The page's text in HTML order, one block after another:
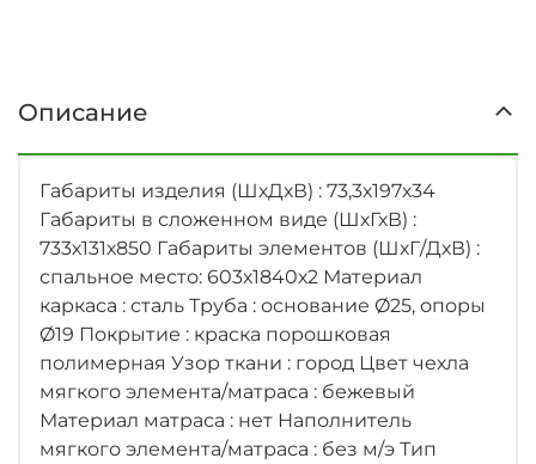
Описание
Габариты изделия (ШхДхВ) : 73,3х197х34
Габариты в сложенном виде (ШхГхВ) :
733х131х850 Габариты элементов (ШхГ/ДхВ) :
спальное место: 603х1840х2 Материал
каркаса : сталь Труба : основание Ø25, опоры
Ø19 Покрытие : краска порошковая
полимерная Узор ткани : город Цвет чехла
мягкого элемента/матраса : бежевый
Материал матраса : нет Наполнитель
мягкого элемента/матраса : без м/э Тип